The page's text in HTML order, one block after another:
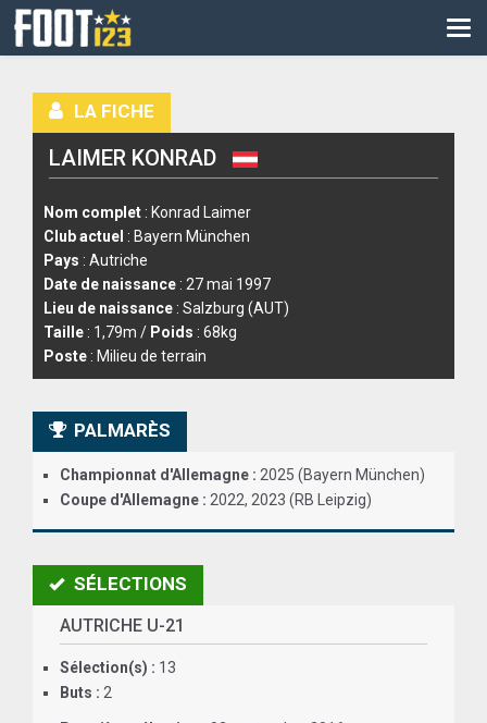
CM
LIGUE DES CHAMPIONS
PALMARÈS
LES DIRECTS
LIGUE 2
COUPE DE FRANCE
COUPE DE LA LIGUE
ESPAGNE
ALLEMAGNE
LA FICHE
LAIMER KONRAD
Nom complet : Konrad Laimer
Club actuel : Bayern München
Pays : Autriche
Date de naissance : 27 mai 1997
Lieu de naissance : Salzburg (AUT)
Taille : 1,79m / Poids : 68kg
Poste : Milieu de terrain
PALMARÈS
Championnat d'Allemagne : 2025 (Bayern München)
Coupe d'Allemagne : 2022, 2023 (RB Leipzig)
SÉLECTIONS
AUTRICHE U-21
Sélection(s) : 13
Buts : 2